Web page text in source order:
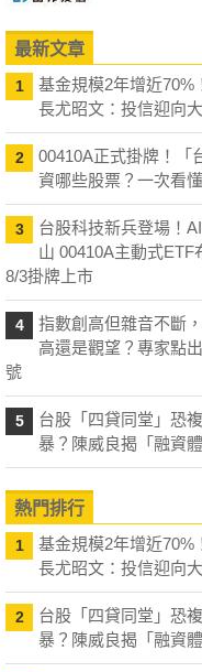
最新文章
1
基金規模2年增近70%
長尤昭文：投信迎向
2
00410A正式掛牌！「
資哪些股票？一次看
3
台股科技新兵登場！
山 00410A主動式ETF
8/3掛牌上市
4
指數創高但雜音不斷
高還是觀望？專家點
號
5
台股「四貸同堂」恐
暴？陳威良揭「融資
熱門排行
1
基金規模2年增近70%
長尤昭文：投信迎向
2
台股「四貸同堂」恐
暴？陳威良揭「融資